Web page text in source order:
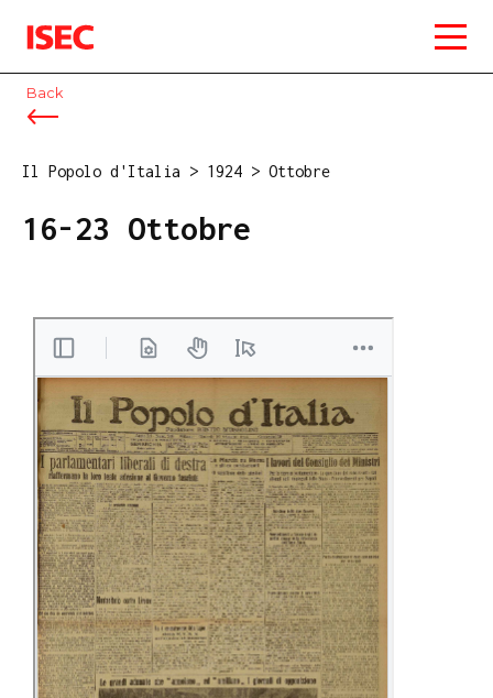
ISEC
Back
Il Popolo d'Italia > 1924 > Ottobre
16-23 Ottobre